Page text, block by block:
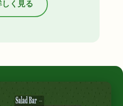
しく見る